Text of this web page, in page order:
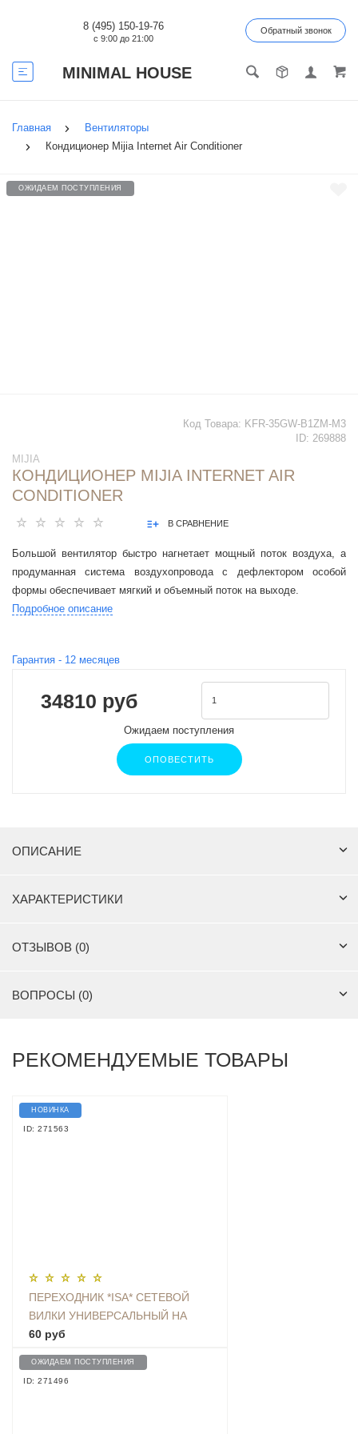
MINIMAL HOUSE
8 (495) 150-19-76
с 9:00 до 21:00
Обратный звонок
Главная
Вентиляторы
Кондиционер Mijia Internet Air Conditioner
ОЖИДАЕМ ПОСТУПЛЕНИЯ
Код Товара: KFR-35GW-B1ZM-M3
ID: 269888
MIJIA
КОНДИЦИОНЕР MIJIA INTERNET AIR
CONDITIONER
В СРАВНЕНИЕ
Большой вентилятор быстро нагнетает мощный поток воздуха, а
продуманная система воздухопровода с дефлектором особой
формы обеспечивает мягкий и объемный поток на выходе.
Подробное описание
Гарантия - 12 месяцев
34810 руб
Ожидаем поступления
ОПОВЕСТИТЬ
ОПИСАНИЕ
ХАРАКТЕРИСТИКИ
ОТЗЫВОВ (0)
ВОПРОСЫ (0)
РЕКОМЕНДУЕМЫЕ ТОВАРЫ
НОВИНКА
ID: 271563
ПЕРЕХОДНИК *ISA* СЕТЕВОЙ
ВИЛКИ УНИВЕРСАЛЬНЫЙ НА
ЕВРО С ЗАЗЕМЛЕНИЕМ KT-168
60 руб
ОЖИДАЕМ ПОСТУПЛЕНИЯ
ID: 271496